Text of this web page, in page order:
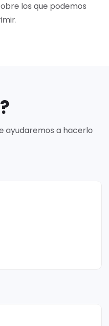
los que podemos
ayudaremos a hacerlo